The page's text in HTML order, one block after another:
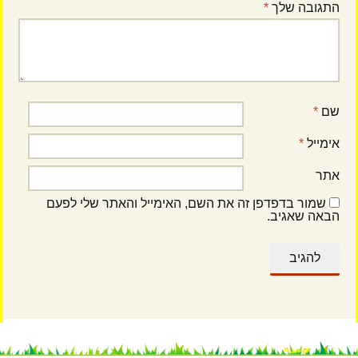
התגובה שלך *
שם *
אימייל *
אתר
שמור בדפדפן זה את השם, האימייל והאתר שלי לפעם
הבאה שאגיב.